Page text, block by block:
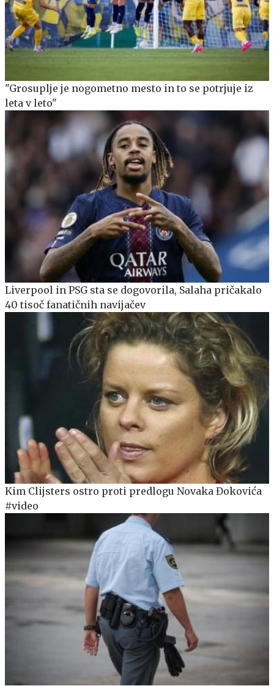
"Grosuplje je nogometno mesto in to se potrjuje iz
leta v leto"
Liverpool in PSG sta se dogovorila, Salaha pričakalo
40 tisoč fanatičnih navijačev
Kim Clijsters ostro proti predlogu Novaka Đokovića
#video